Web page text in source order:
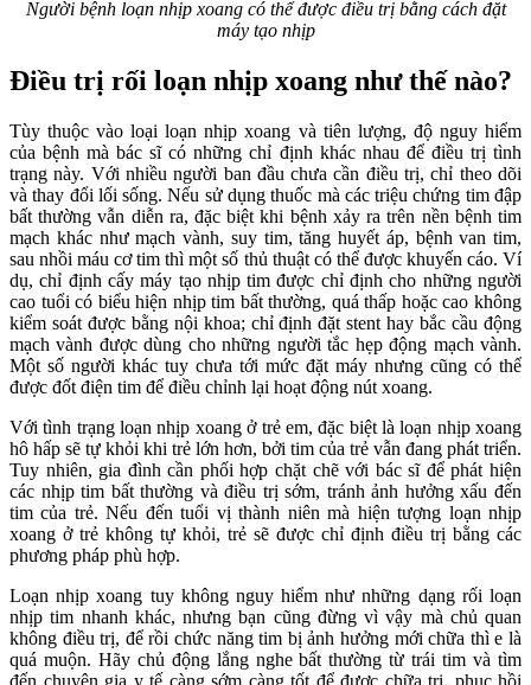
Người bệnh loạn nhịp xoang có thể được điều trị bằng cách đặt
máy tạo nhịp
Điều trị rối loạn nhịp xoang như thế nào?
Tùy thuộc vào loại loạn nhịp xoang và tiên lượng, độ nguy hiểm
của bệnh mà bác sĩ có những chỉ định khác nhau để điều trị tình
trạng này. Với nhiều người ban đầu chưa cần điều trị, chỉ theo dõi
và thay đổi lối sống. Nếu sử dụng thuốc mà các triệu chứng tim đập
bất thường vẫn diễn ra, đặc biệt khi bệnh xảy ra trên nền bệnh tim
mạch khác như mạch vành, suy tim, tăng huyết áp, bệnh van tim,
sau nhồi máu cơ tim thì một số thủ thuật có thể được khuyến cáo. Ví
dụ, chỉ định cấy máy tạo nhịp tim được chỉ định cho những người
cao tuổi có biểu hiện nhịp tim bất thường, quá thấp hoặc cao không
kiểm soát được bằng nội khoa; chỉ định đặt stent hay bắc cầu động
mạch vành được dùng cho những người tắc hẹp động mạch vành.
Một số người khác tuy chưa tới mức đặt máy nhưng cũng có thể
được đốt điện tim để điều chỉnh lại hoạt động nút xoang.
Với tình trạng loạn nhịp xoang ở trẻ em, đặc biệt là loạn nhịp xoang
hô hấp sẽ tự khỏi khi trẻ lớn hơn, bởi tim của trẻ vẫn đang phát triển.
Tuy nhiên, gia đình cần phối hợp chặt chẽ với bác sĩ để phát hiện
các nhịp tim bất thường và điều trị sớm, tránh ảnh hưởng xấu đến
tim của trẻ. Nếu đến tuổi vị thành niên mà hiện tượng loạn nhịp
xoang ở trẻ không tự khỏi, trẻ sẽ được chỉ định điều trị bằng các
phương pháp phù hợp.
Loạn nhịp xoang tuy không nguy hiểm như những dạng rối loạn
nhịp tim nhanh khác, nhưng bạn cũng đừng vì vậy mà chủ quan
không điều trị, để rồi chức năng tim bị ảnh hưởng mới chữa thì e là
quá muộn. Hãy chủ động lắng nghe bất thường từ trái tim và tìm